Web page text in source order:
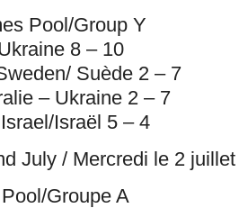
Pool/Group Y
8 – 10
Suède 2 – 7
– Ukraine 2 – 7
Israël 5 – 4
July / Mercredi le 2 juillet
Groupe A